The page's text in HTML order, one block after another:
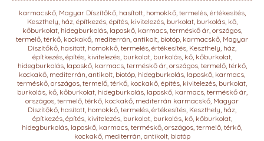
karmacskő, Magyar Díszítőkő, hasított, homokkő, termelés, értékesítés,
Keszthely, ház, építkezés, építés, kivitelezés, burkolat, burkolás, kő,
kőburkolat, hidegburkolás, laposkő, karmacs, terméskő ár, országos,
termelő, térkő, kockakő, mediterrán, antikolt, biotóp, karmacskő, Magyar
Díszítőkő, hasított, homokkő, termelés, értékesítés, Keszthely, ház,
építkezés, építés, kivitelezés, burkolat, burkolás, kő, kőburkolat,
hidegburkolás, laposkő, karmacs, terméskő ár, országos, termelő, térkő,
kockakő, mediterrán, antikolt, biotóp, hidegburkolás, laposkő, karmacs,
terméskő, országos, termelő, térkő, kockakő, építés, kivitelezés, burkolat,
burkolás, kő, kőburkolat, hidegburkolás, laposkő, karmacs, terméskő ár,
országos, termelő, térkő, kockakő, mediterrán karmacskő, Magyar
Díszítőkő, hasított, homokkő, termelés, értékesítés, Keszthely, ház,
építkezés, építés, kivitelezés, burkolat, burkolás, kő, kőburkolat,
hidegburkolás, laposkő, karmacs, terméskő, országos, termelő, térkő,
kockakő, mediterrán, antikolt, biotóp